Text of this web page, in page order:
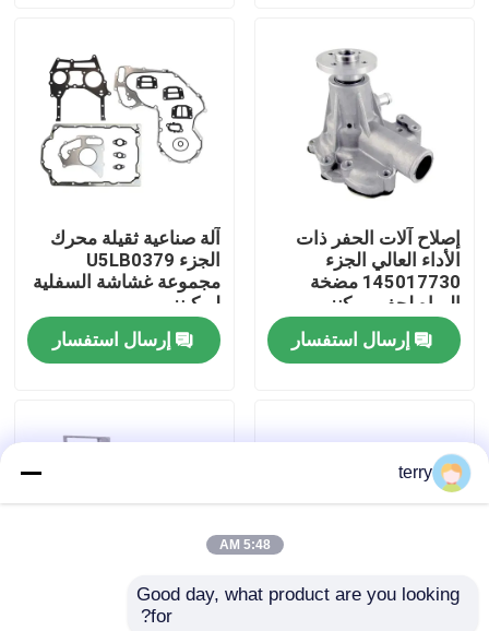
حول بنا
جولة في المعمل
ضبط الجودة
اتصل بنا
طلب اقتباس
إصلاح آلات الحفر ذات
الأداء العالي الجزء
145017730 مضخة
المياه لحفر بيركنز
إرسال استفسار
آلة صناعية ثقيلة محرك
الجزء U5LB0379
مجموعة غشاشة السفلية
لبركينز
إرسال استفسار
تصفية زيت هيدروليكية
terry
5:48 AM
Good day, what product are you looking
for?